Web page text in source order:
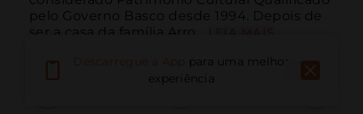
pelo Governo Basco desde 1994. Depois de
ser a casa da família Arro...
para uma melhor
experiência